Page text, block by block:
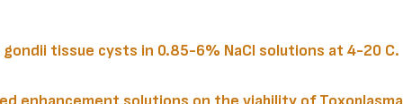
gondii tissue cysts in 0.85-6% NaCl solutions at 4-20 C.